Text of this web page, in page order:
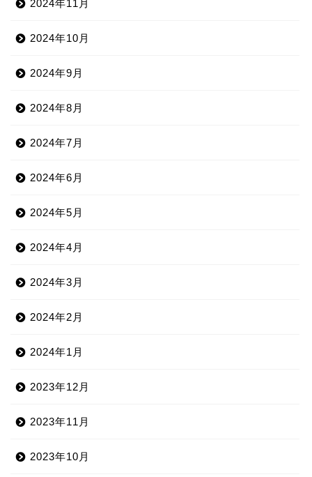
2024年11月
2024年10月
2024年9月
2024年8月
2024年7月
2024年6月
2024年5月
2024年4月
2024年3月
2024年2月
2024年1月
2023年12月
2023年11月
2023年10月